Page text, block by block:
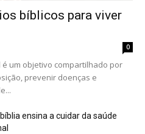
bíblicos para viver
0
um objetivo compartilhado por
prevenir doenças e
ensina a cuidar da saúde